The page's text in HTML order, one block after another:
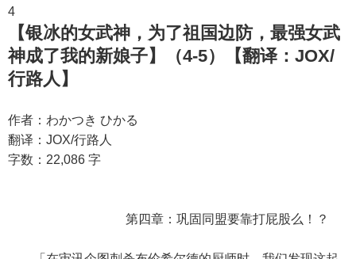
4
【银冰的女武神，为了祖国边防，最强女武
神成了我的新娘子】（4-5）【翻译：JOX/
行路人】
作者：わかつき ひかる
翻译：JOX/行路人
字数：22,086 字
第四章：巩固同盟要靠打屁股么！？